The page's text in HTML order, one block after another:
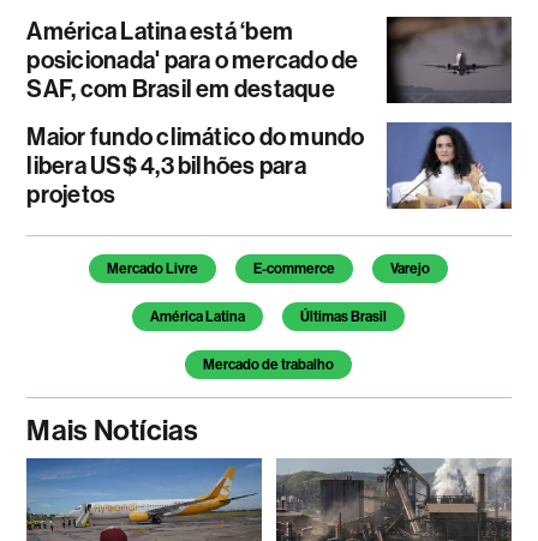
América Latina está ‘bem
posicionada' para o mercado de
SAF, com Brasil em destaque
Maior fundo climático do mundo
libera US$ 4,3 bilhões para
projetos
Temas deste artigo
Mercado Livre E-commerce Varejo
América Latina Últimas Brasil
Mercado de trabalho
Mais Notícias